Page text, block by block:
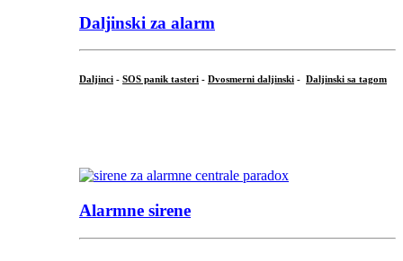
Daljinski za alarm
Daljinci - SOS panik tasteri - Dvosmerni daljinski - Daljinski sa tagom
Alarmne sirene